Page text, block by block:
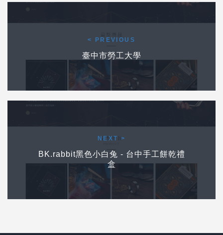
前一個作品
< PREVIOUS
臺中市勞工大學
下一個作品
NEXT >
BK.rabbit黑色小白兔 - 台中手工餅乾禮
盒